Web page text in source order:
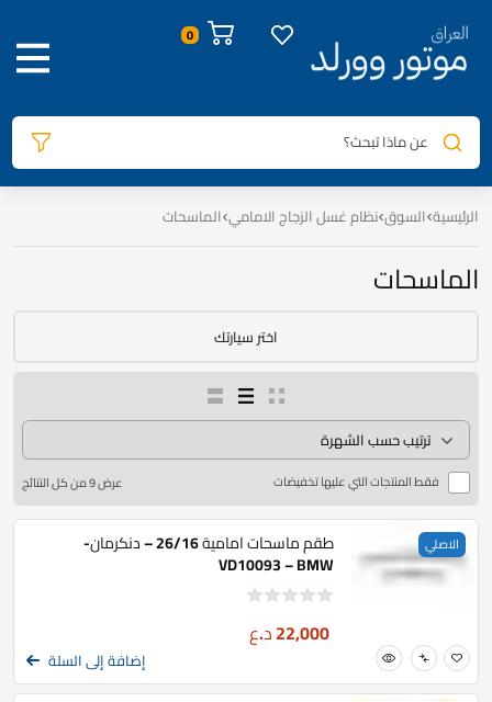
عن ماذا تبحث؟
الرئيسية السوق نظام غسل الزجاج الامامي الماسحات
الماسحات
اختر سيارتك
فقط المنتجات التي عليها تخفيضات عرض ⁦9⁩ من كل النتائج
الاصلي طقم ماسحات امامية 26/16 – دنكرمان-
VD10093 – BMW
22,000د.ع
إضافة إلى السلة